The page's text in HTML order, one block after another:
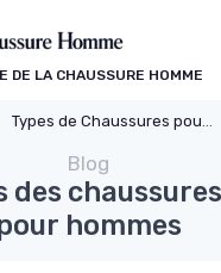
DE LA CHAUSSURE HOMME
Types de Chaussures pour Hommes
Blog
des
hommes
cookies